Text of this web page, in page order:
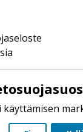
käyttämisen